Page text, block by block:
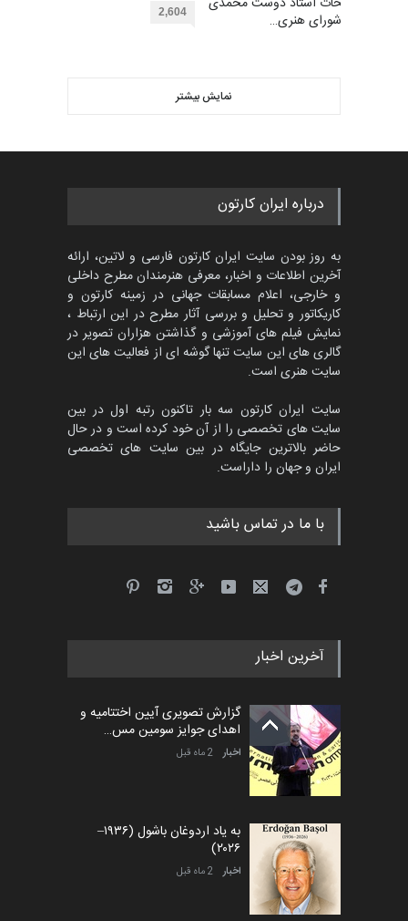
کاریکاتور «البغلی…
جشنواره بین‌المللی کارتون
مدارس پرتغال، ۲۰۲۷
پنجمین مسابقۀ بین‌المللی
کارتون طنز «کلاه‌ای…
مهلت 5 ماه دیگر
بیست و هشتمین مسابقه
بین‌المللی آزاد طراحی ط…
مهلت
452
گالری 4 روز قبل
عضو شورای هنری… 2,604
نمایش بیشتر
درباره ایران کارتون
به روز بودن سایت ایران کارتون فارسی و لاتین، ارائه
آخرین اطلاعات و اخبار، معرفی هنرمندان مطرح داخلی
و خارجی، اعلام مسابقات جهانی در زمینه کارتون و
کاریکاتور و تحلیل و بررسی آثار مطرح در این ارتباط ،
نمایش فیلم های آموزشی و گذاشتن هزاران تصویر در
گالری های این سایت تنها گوشه ای از فعالیت های این
سایت هنری است.
سایت ایران کارتون سه بار تاکنون رتبه اول در بین
سایت های تخصصی را از آن خود کرده است و در حال
حاضر بالاترین جایگاه در بین سایت های تخصصی
ایران و جهان را داراست.
با ما در تماس باشید
آخرین اخبار
گزارش تصویری آیین اختتامیه و
اهدای جوایز سومین مس…
اخبار 2 ماه قبل
به یاد اردوغان باشول (۱۹۳۶–
۲۰۲۶)
اخبار 2 ماه قبل